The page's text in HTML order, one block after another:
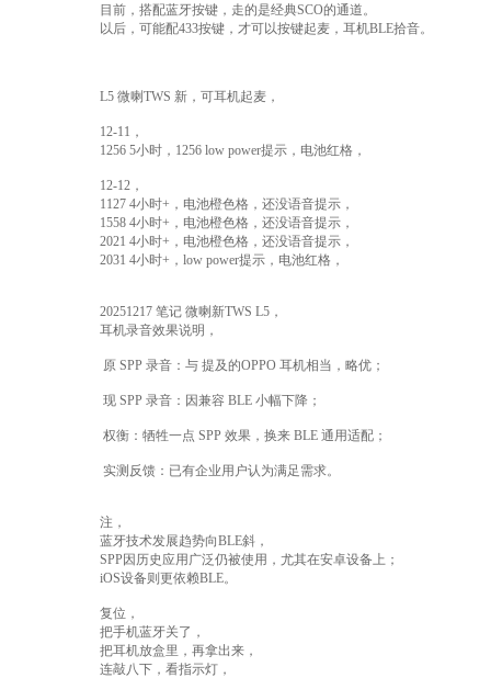
目前，搭配蓝牙按键，走的是经典SCO的通道。
以后，可能配433按键，才可以按键起麦，耳机BLE拾音。
L5 微喇TWS 新，可耳机起麦，
12-11，
1256 5小时，1256 low power提示，电池红格，
12-12，
1127 4小时+，电池橙色格，还没语音提示，
1558 4小时+，电池橙色格，还没语音提示，
2021 4小时+，电池橙色格，还没语音提示，
2031 4小时+，low power提示，电池红格，
20251217 笔记 微喇新TWS L5，
耳机录音效果说明，
原 SPP 录音：与 提及的OPPO 耳机相当，略优；
现 SPP 录音：因兼容 BLE 小幅下降；
权衡：牺牲一点 SPP 效果，换来 BLE 通用适配；
实测反馈：已有企业用户认为满足需求。
注，
蓝牙技术发展趋势向BLE斜，
SPP因历史应用广泛仍被使用，尤其在安卓设备上；
iOS设备则更依赖BLE。
复位，
把手机蓝牙关了，
把耳机放盒里，再拿出来，
连敲八下，看指示灯，